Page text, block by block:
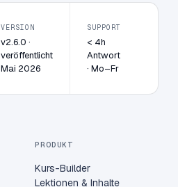
VERSION
v2.6.0 ·
veröffentlicht
Mai 2026
SUPPORT
< 4h
Antwort
· Mo–Fr
PRODUKT
Kurs-Builder
Lektionen & Inhalte